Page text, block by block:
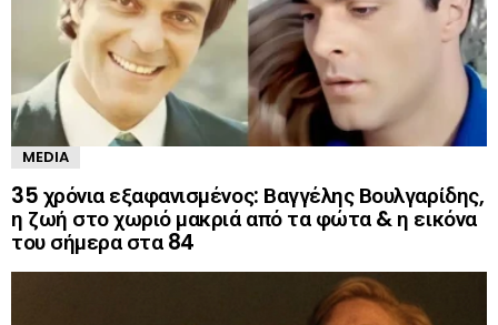
MEDIA
35 χρόνια εξαφανισμένος: Βαγγέλης Βουλγαρίδης,
η ζωή στο χωριό μακριά από τα φώτα & η εικόνα
του σήμερα στα 84